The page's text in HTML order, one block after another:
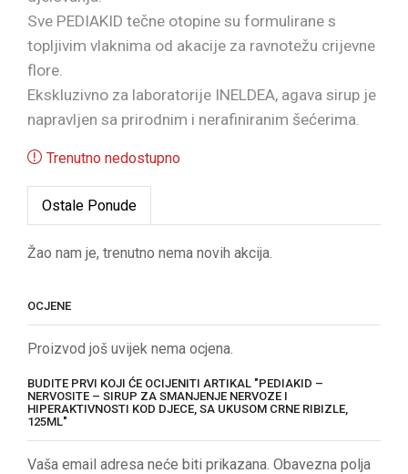
Sve PEDIAKID tečne otopine su formulirane s
topljivim vlaknima od akacije za ravnotežu crijevne
flore.
Ekskluzivno za laboratorije INELDEA, agava sirup je
napravljen sa prirodnim i nerafiniranim šećerima.
Trenutno nedostupno
Ostale Ponude
Žao nam je, trenutno nema novih akcija.
OCJENE
Proizvod još uvijek nema ocjena.
BUDITE PRVI KOJI ĆE OCIJENITI ARTIKAL "PEDIAKID –
NERVOSITE – SIRUP ZA SMANJENJE NERVOZE I
HIPERAKTIVNOSTI KOD DJECE, SA UKUSOM CRNE RIBIZLE,
125ML"
Vaša email adresa neće biti prikazana. Obavezna polja